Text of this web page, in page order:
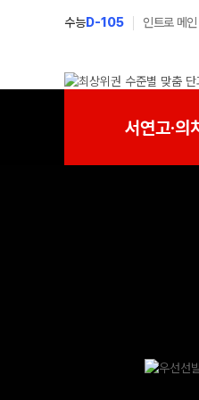
수능D-105 인트로 메인
서연고·의